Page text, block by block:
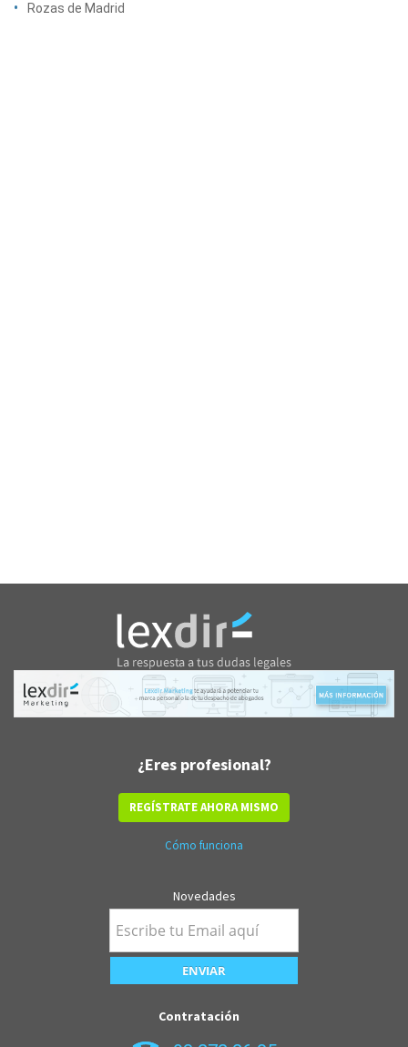
Rozas de Madrid
¿Eres profesional?
REGÍSTRATE AHORA MISMO
Cómo funciona
Novedades
Contratación